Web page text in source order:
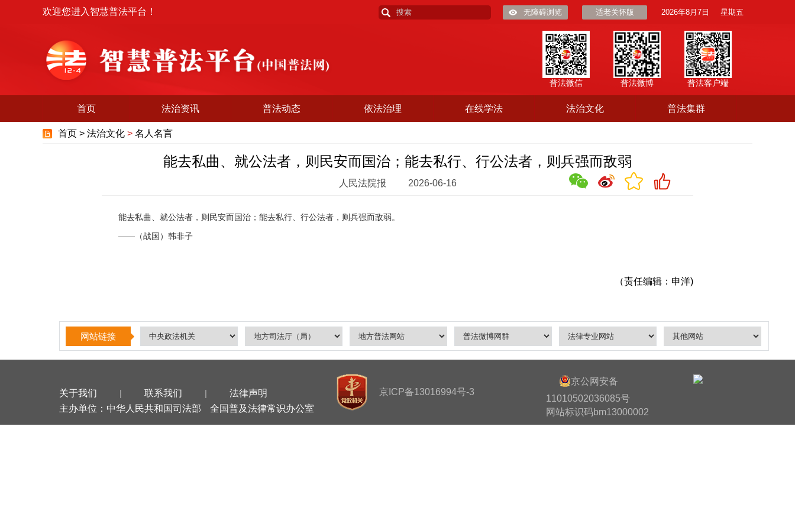
欢迎您进入智慧普法平台！ 无障碍浏览 适老关怀版 2026年8月7日 星期五
普法客户端
普法微博
普法微信
首页 法治资讯 普法动态 依法治理 在线学法 法治文化 普法集群
首页 > 法治文化 > 名人名言
能去私曲、就公法者，则民安而国治；能去私行、行公法者，则兵强而敌弱
人民法院报 2026-06-16
能去私曲、就公法者，则民安而国治；能去私行、行公法者，则兵强而敌弱。
——（战国）韩非子
（责任编辑：申洋)
网站链接
关于我们 | 联系我们 |
法律声明
主办单位：中华人民共和国司法部
全国普及法律常识办公室
京ICP备13016994号-3
京公网安备
11010502036085号
网站标识码bm13000002